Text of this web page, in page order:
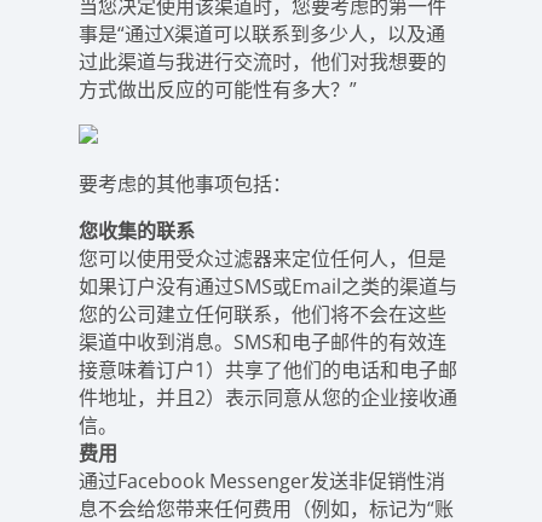
当您决定使用该渠道时，您要考虑的第一件
事是“通过X渠道可以联系到多少人，以及通
过此渠道与我进行交流时，他们对我想要的
方式做出反应的可能性有多大？”
要考虑的其他事项包括：
您收集的联系
您可以使用受众过滤器来定位任何人，但是
如果订户没有通过SMS或Email之类的渠道与
您的公司建立任何联系，他们将不会在这些
渠道中收到消息。SMS和电子邮件的有效连
接意味着订户1）共享了他们的电话和电子邮
件地址，并且2）表示同意从您的企业接收通
信。
费用
通过Facebook Messenger发送非促销性消
息不会给您带来任何费用（例如，标记为“账